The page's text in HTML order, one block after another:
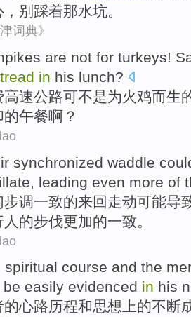
， 别 踩着那水坑。
词典》
are not for turkeys!
tread in his lunch?
高速公路可不是为火鸡而生
的午餐啊？
synchronized waddle
, leading even more of
步调一致的来回走动可能导
人的步伐更加的一致。
spiritual course and the
be easily evidenced in his
的心路历程和思想 上的不断